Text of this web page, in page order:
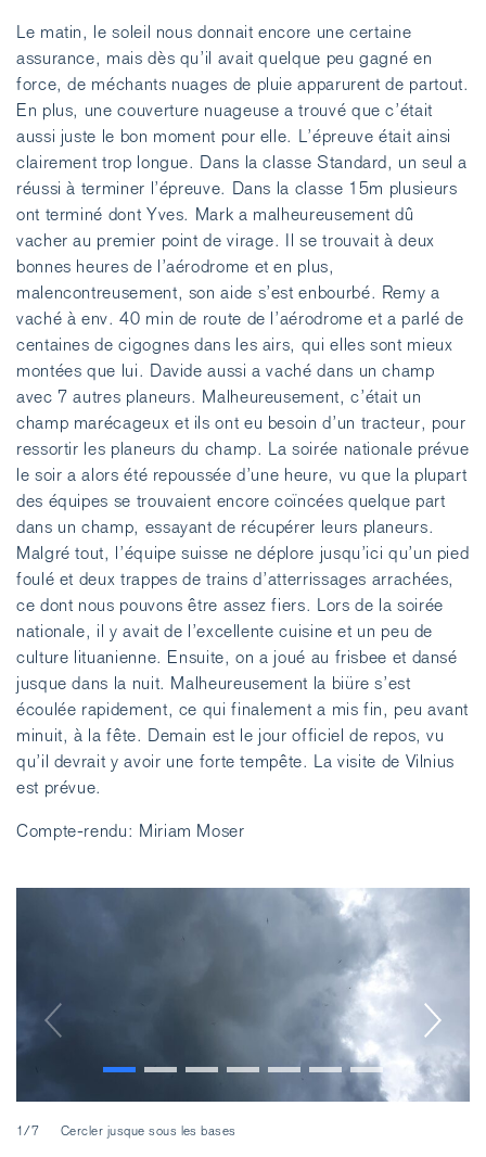
Le matin, le soleil nous donnait encore une certaine
assurance, mais dès qu’il avait quelque peu gagné en
force, de méchants nuages de pluie apparurent de partout.
En plus, une couverture nuageuse a trouvé que c’était
aussi juste le bon moment pour elle. L’épreuve était ainsi
clairement trop longue. Dans la classe Standard, un seul a
réussi à terminer l’épreuve. Dans la classe 15m plusieurs
ont terminé dont Yves. Mark a malheureusement dû
vacher au premier point de virage. Il se trouvait à deux
bonnes heures de l’aérodrome et en plus,
malencontreusement, son aide s’est enbourbé. Remy a
vaché à env. 40 min de route de l’aérodrome et a parlé de
centaines de cigognes dans les airs, qui elles sont mieux
montées que lui. Davide aussi a vaché dans un champ
avec 7 autres planeurs. Malheureusement, c’était un
champ marécageux et ils ont eu besoin d’un tracteur, pour
ressortir les planeurs du champ. La soirée nationale prévue
le soir a alors été repoussée d’une heure, vu que la plupart
des équipes se trouvaient encore coïncées quelque part
dans un champ, essayant de récupérer leurs planeurs.
Malgré tout, l’équipe suisse ne déplore jusqu’ici qu’un pied
foulé et deux trappes de trains d’atterrissages arrachées,
ce dont nous pouvons être assez fiers. Lors de la soirée
nationale, il y avait de l’excellente cuisine et un peu de
culture lituanienne. Ensuite, on a joué au frisbee et dansé
jusque dans la nuit. Malheureusement la biüre s’est
écoulée rapidement, ce qui finalement a mis fin, peu avant
minuit, à la fête. Demain est le jour officiel de repos, vu
qu’il devrait y avoir une forte tempête. La visite de Vilnius
est prévue.
Compte-rendu: Miriam Moser
1/7 Cercler jusque sous les bases